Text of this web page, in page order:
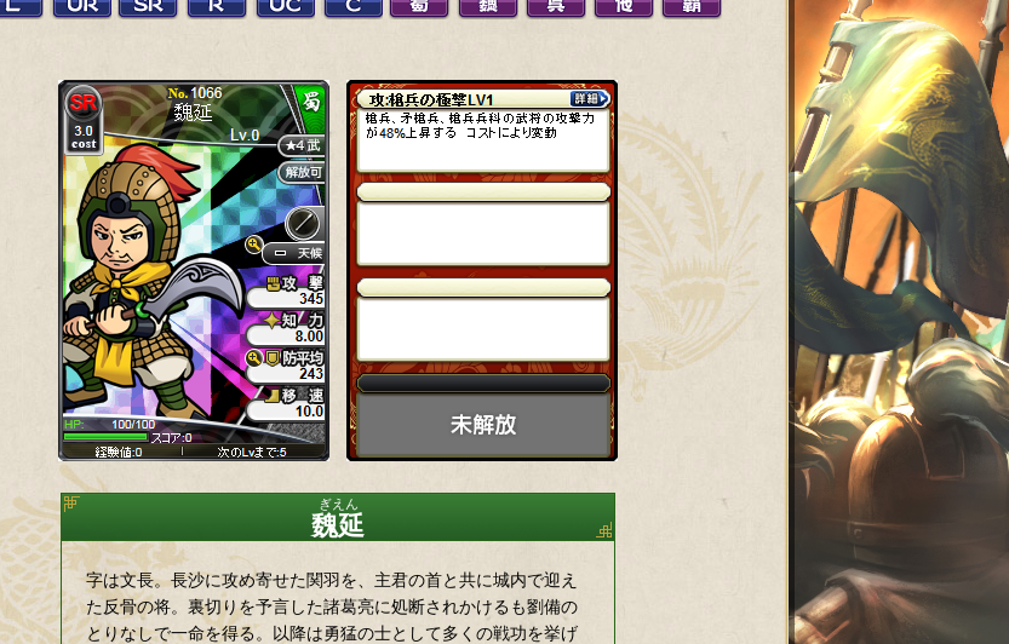
魏延
字は文長。長沙に攻め寄せた関羽を、主君の首と共に城内で迎え
た反骨の将。裏切りを予言した諸葛亮に処断されかけるも劉備の
とりなしで一命を得る。以降は勇猛の士として多くの戦功を挙げ